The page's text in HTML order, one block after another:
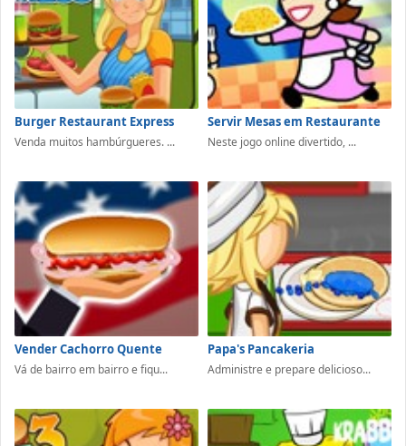
Burger Restaurant Express
Venda muitos hambúrgueres. ...
Servir Mesas em Restaurante
Neste jogo online divertido, ...
Vender Cachorro Quente
Vá de bairro em bairro e fiqu...
Papa's Pancakeria
Administre e prepare delicioso...